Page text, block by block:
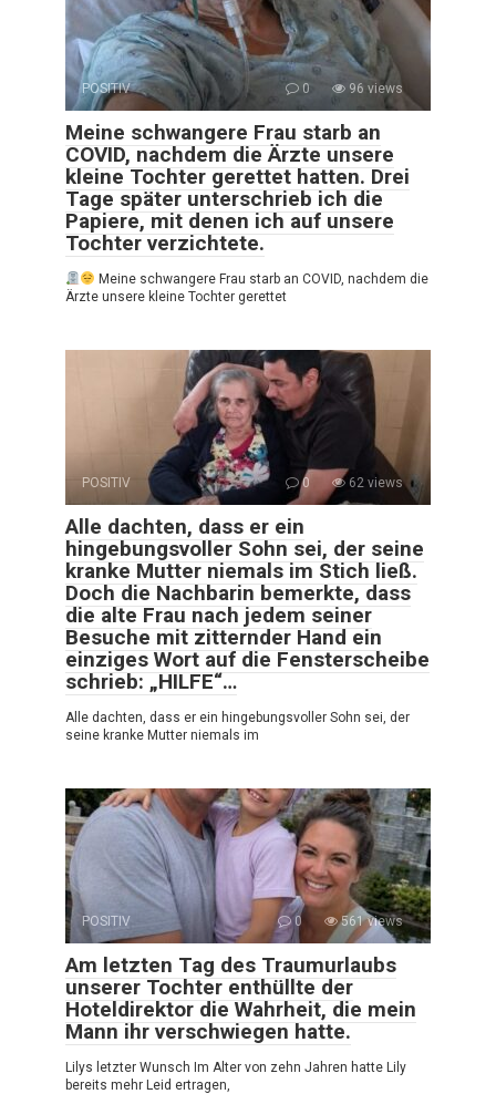
POSITIV 0 96 views
Meine schwangere Frau starb an
COVID, nachdem die Ärzte unsere
kleine Tochter gerettet hatten. Drei
Tage später unterschrieb ich die
Papiere, mit denen ich auf unsere
Tochter verzichtete.
Meine schwangere Frau starb an COVID, nachdem die
Ärzte unsere kleine Tochter gerettet
POSITIV 0 62 views
Alle dachten, dass er ein
hingebungsvoller Sohn sei, der seine
kranke Mutter niemals im Stich ließ.
Doch die Nachbarin bemerkte, dass
die alte Frau nach jedem seiner
Besuche mit zitternder Hand ein
einziges Wort auf die Fensterscheibe
schrieb: „HILFE“…
Alle dachten, dass er ein hingebungsvoller Sohn sei, der
seine kranke Mutter niemals im
POSITIV 0 561 views
Am letzten Tag des Traumurlaubs
unserer Tochter enthüllte der
Hoteldirektor die Wahrheit, die mein
Mann ihr verschwiegen hatte.
Lilys letzter Wunsch Im Alter von zehn Jahren hatte Lily
bereits mehr Leid ertragen,